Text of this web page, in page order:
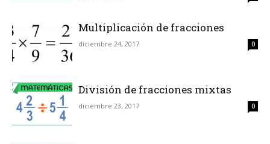
Multiplicación de fracciones
diciembre 24, 2017 0
División de fracciones mixtas
diciembre 23, 2017 0